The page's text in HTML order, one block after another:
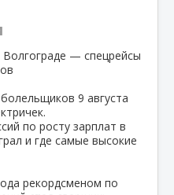
Волгограде — спецрейсы
9 августа
по росту зарплат в
и где самые высокие
рекордсменом по